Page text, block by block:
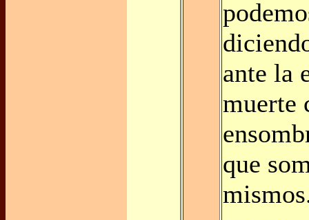
ante la
muerte
que